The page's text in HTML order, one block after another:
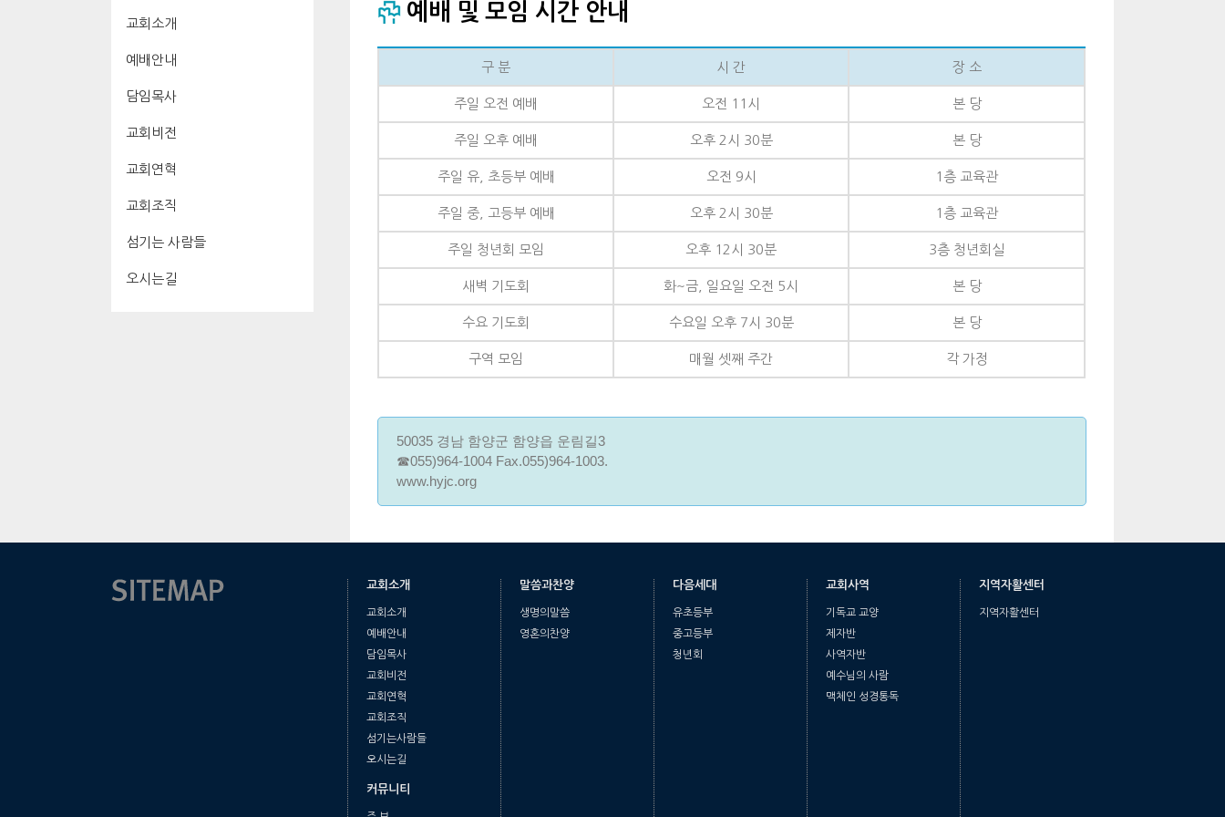
교회소개
예배안내
담임목사
교회비전
교회연혁
교회조직
섬기는 사람들
오시는길
예배 및 모임 시간 안내
구 분 시 간 장 소
주일 오전 예배 오전 11시 본 당
주일 오후 예배 오후 2시 30분 본 당
주일 유, 초등부 예배 오전 9시 1층 교육관
주일 중, 고등부 예배 오후 2시 30분 1층 교육관
주일 청년회 모임 오후 12시 30분 3층 청년회실
새벽 기도회 화~금, 일요일 오전 5시 본 당
수요 기도회 수요일 오후 7시 30분 본 당
구역 모임 매월 셋째 주간 각 가정
50035 경남 함양군 함양읍 운림길3
☎055)964-1004 Fax.055)964-1003.
www.hyjc.org
교회소개
교회소개
예배안내
담임목사
교회비전
교회연혁
교회조직
섬기는사람들
오시는길
말씀과찬양
생명의말씀
영혼의찬양
다음세대
유초등부
중고등부
청년회
교회사역
기독교 교양
제자반
사역자반
예수님의 사람
맥체인 성경통독
지역자활센터
지역자활센터
커뮤니티